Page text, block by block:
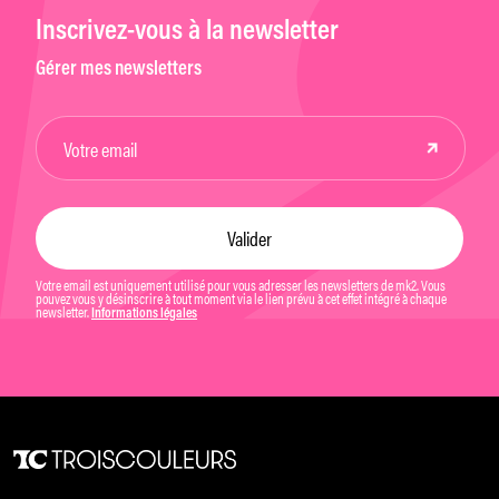
Inscrivez-vous à la newsletter
Gérer mes newsletters
Votre email est uniquement utilisé pour vous adresser les newsletters de mk2. Vous
pouvez vous y désinscrire à tout moment via le lien prévu à cet effet intégré à chaque
newsletter. Informations légales